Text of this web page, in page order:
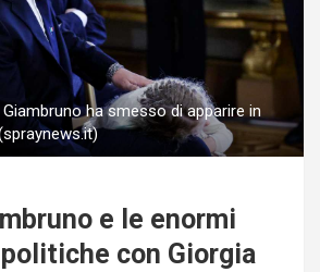
ha smesso di apparire in
e le enormi
con Giorgia